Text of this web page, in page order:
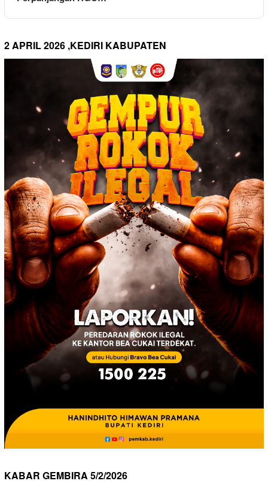
2 APRIL 2026 ,KEDIRI KABUPATEN
KABAR GEMBIRA 5/2/2026